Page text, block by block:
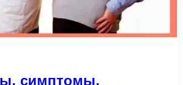
симптомы,